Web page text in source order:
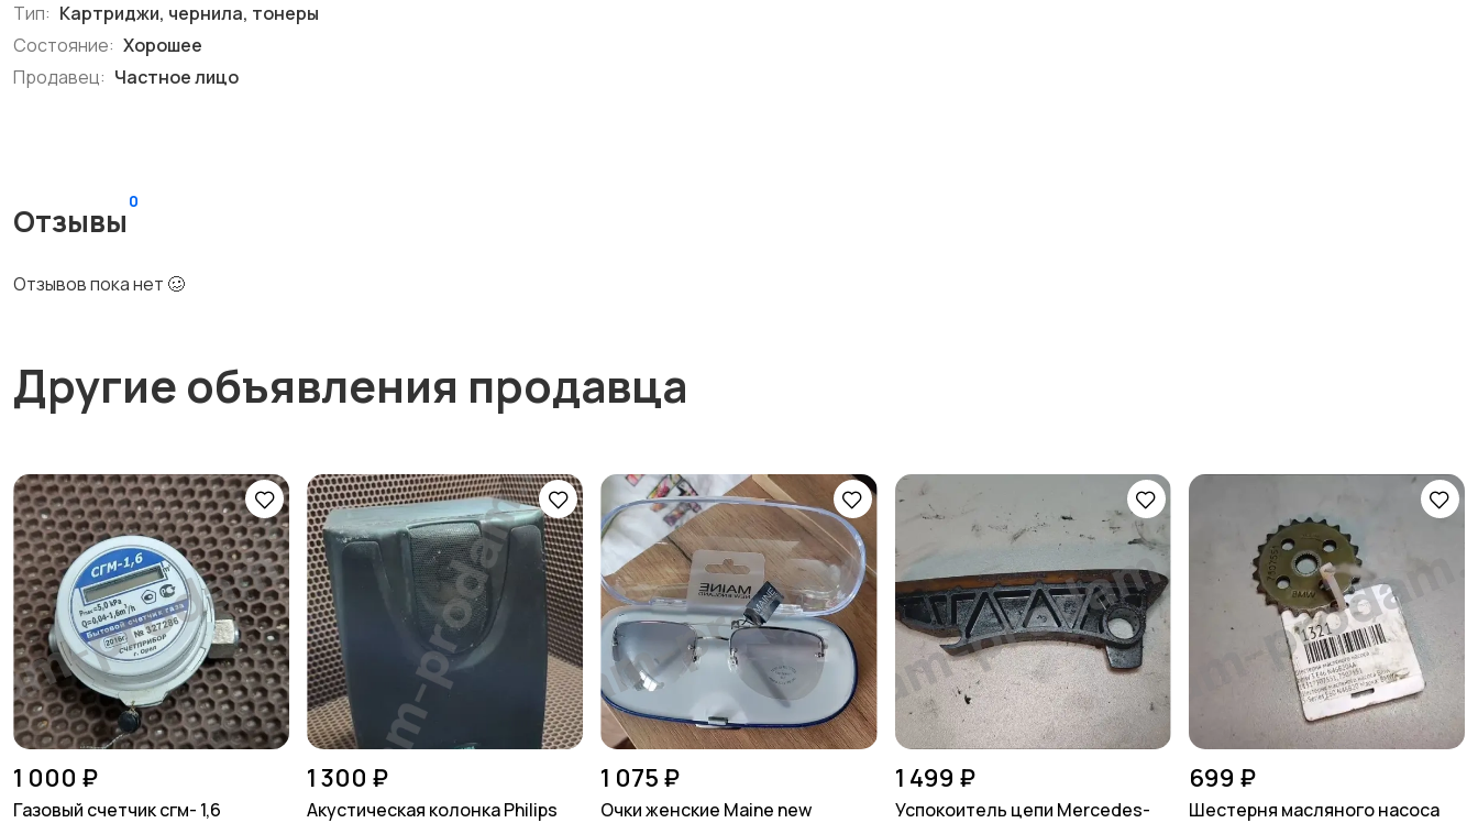
Тип: Картриджи, чернила, тонеры
Состояние: Хорошее
Продавец: Частное лицо
Отзывы
0
Отзывов пока нет 🥴
Другие объявления продавца
1 000 ₽
Газовый счетчик сгм- 1,6
1 300 ₽
Акустическая колонка Philips
1 075 ₽
Очки женские Maine new
1 499 ₽
Успокоитель цепи Mercedes-
699 ₽
Шестерня масляного насоса